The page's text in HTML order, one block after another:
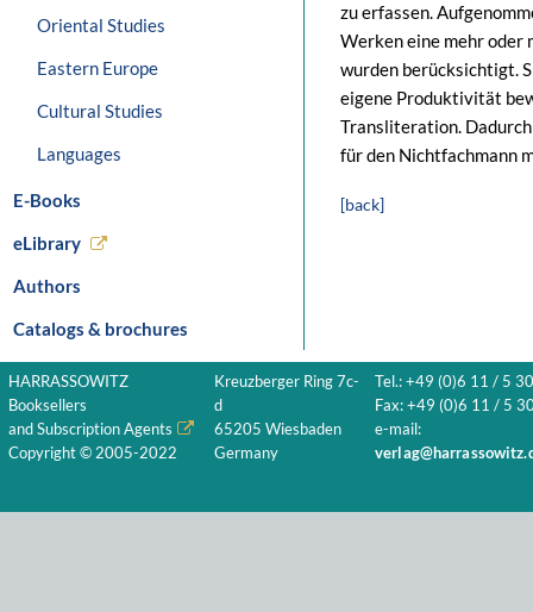
Oriental Studies
Eastern Europe
Cultural Studies
Languages
E-Books
eLibrary
Authors
Catalogs & brochures
zu erfassen.
Werken eine mehr oder
wurden berücksichtigt.
eigene Produktivität
Transliteration.
für den Nichtfachmann
[back]
HARRASSOWITZ
Booksellers
and Subscription Agents
Copyright © 2005-2022
Kreuzberger Ring 7c-
d
65205 Wiesbaden
Germany
Tel.: +49 (0)6 11 / 5
Fax: +49 (0)6 11 / 5
e-mail: